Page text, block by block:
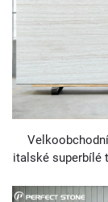
italské superbílé